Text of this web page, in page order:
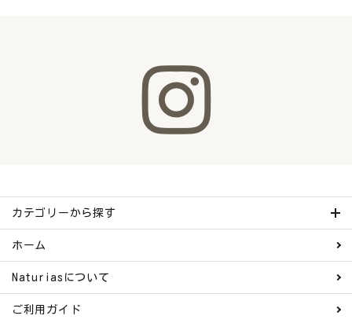
カテゴリーから探す
ホーム
Naturiasについて
ご利用ガイド